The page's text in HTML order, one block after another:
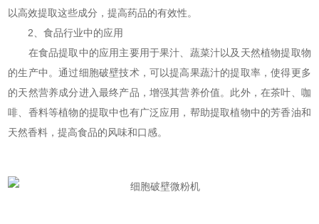
以高效提取这些成分，提高药品的有效性。
2、食品行业中的应用
在食品提取中的应用主要用于果汁、蔬菜汁以及天然植物提取物
的生产中。通过细胞破壁技术，可以提高果蔬汁的提取率，使得更多
的天然营养成分进入最终产品，增强其营养价值。此外，在茶叶、咖
啡、香料等植物的提取中也有广泛应用，帮助提取植物中的芳香油和
天然香料，提高食品的风味和口感。